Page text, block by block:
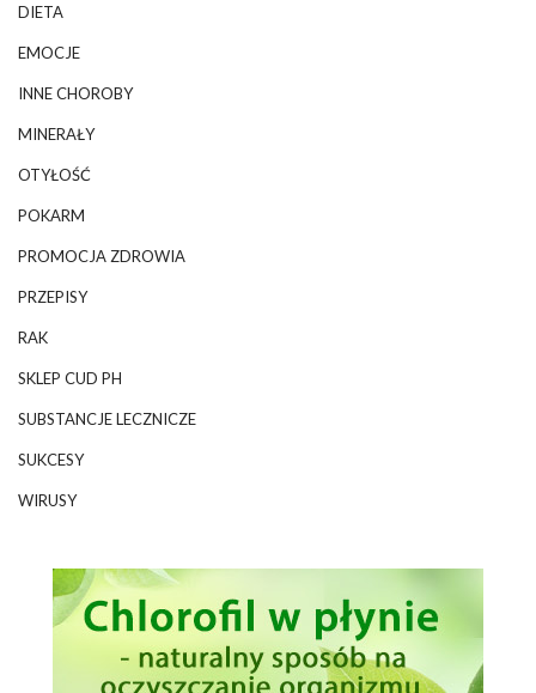
DIETA
EMOCJE
INNE CHOROBY
MINERAŁY
OTYŁOŚĆ
POKARM
PROMOCJA ZDROWIA
PRZEPISY
RAK
SKLEP CUD PH
SUBSTANCJE LECZNICZE
SUKCESY
WIRUSY